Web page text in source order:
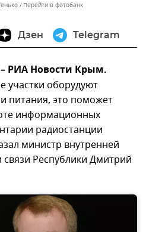
Перейти в фотобанк
Дзен Telegram
РИА Новости Крым.
участки оборудуют
питания, это поможет
информационных
радиостанции
министр внутренней
Республики Дмитрий